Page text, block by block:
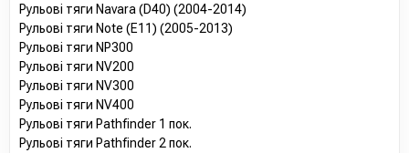
Рульові тяги Navara (D40) (2004-2014)
Рульові тяги Note (E11) (2005-2013)
Рульові тяги NP300
Рульові тяги NV200
Рульові тяги NV300
Рульові тяги NV400
Рульові тяги Pathfinder 1 пок.
Рульові тяги Pathfinder 2 пок.